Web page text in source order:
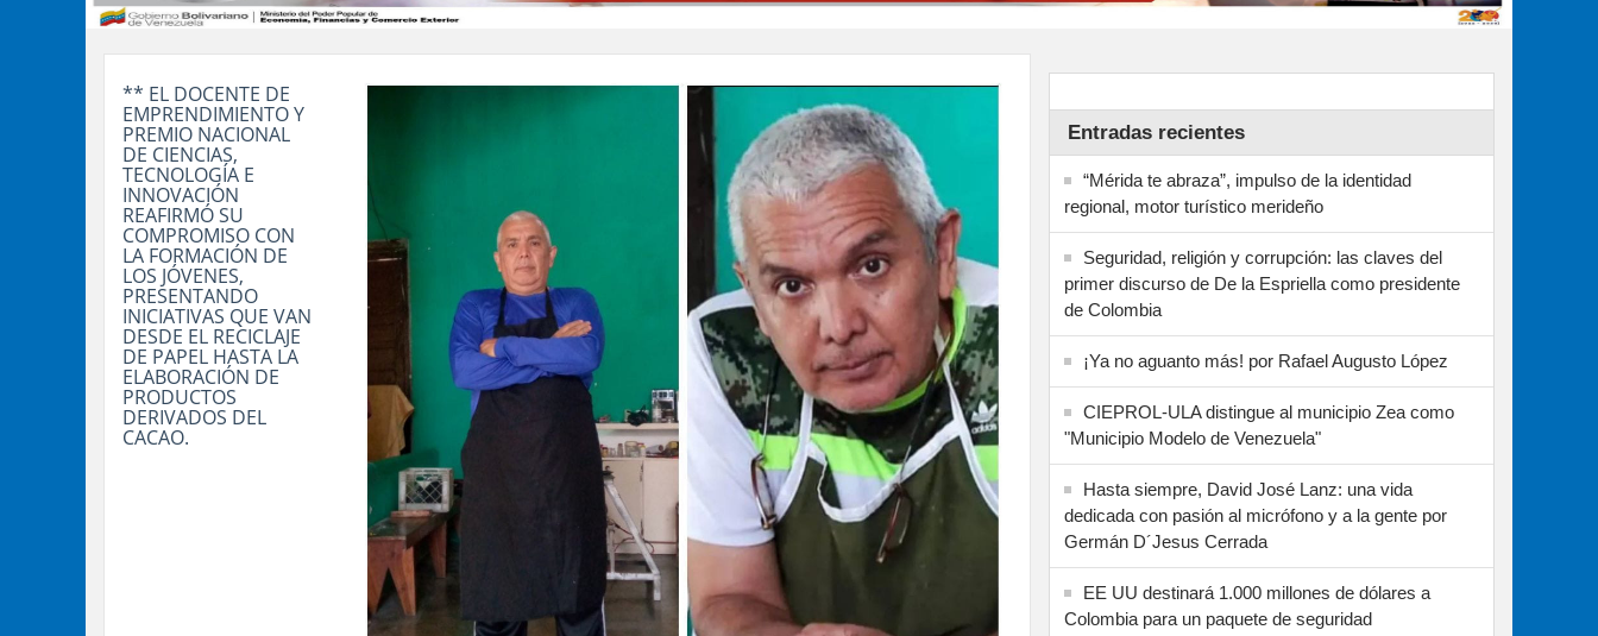
** EL DOCENTE DE
EMPRENDIMIENTO Y
PREMIO NACIONAL
DE CIENCIAS,
TECNOLOGÍA E
INNOVACIÓN
REAFIRMÓ SU
COMPROMISO CON
LA FORMACIÓN DE
LOS JÓVENES,
PRESENTANDO
INICIATIVAS QUE VAN
DESDE EL RECICLAJE
DE PAPEL HASTA LA
ELABORACIÓN DE
PRODUCTOS
DERIVADOS DEL
CACAO.
Entradas recientes
“Mérida te abraza”, impulso de la identidad
regional, motor turístico merideño
Seguridad, religión y corrupción: las claves del
primer discurso de De la Espriella como presidente
de Colombia
¡Ya no aguanto más! por Rafael Augusto López
CIEPROL-ULA distingue al municipio Zea como
"Municipio Modelo de Venezuela"
Hasta siempre, David José Lanz: una vida
dedicada con pasión al micrófono y a la gente por
Germán D´Jesus Cerrada
EE UU destinará 1.000 millones de dólares a
Colombia para un paquete de seguridad